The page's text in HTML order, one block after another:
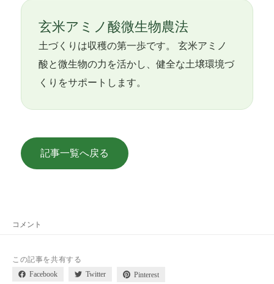
玄米アミノ酸微生物農法
土づくりは収穫の第一歩です。 玄米アミノ
酸と微生物の力を活かし、健全な土壌環境づ
くりをサポートします。
記事一覧へ戻る
コメント
この記事を共有する
Facebook
Twitter Pinterest